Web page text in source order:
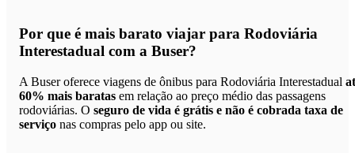
Por que é mais barato viajar para Rodoviária
Interestadual com a Buser?
A Buser oferece viagens de ônibus para Rodoviária Interestadual
60% mais baratas em relação ao preço médio das passagens
rodoviárias. O seguro de vida é grátis e não é cobrada taxa de
serviço nas compras pelo app ou site.